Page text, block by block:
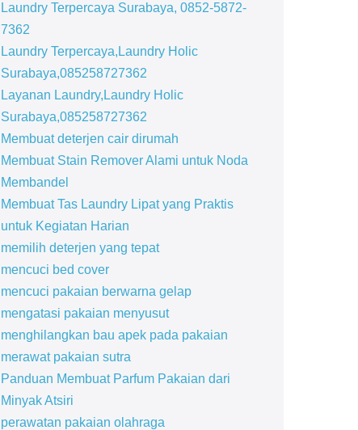
Laundry Terpercaya Surabaya, 0852-5872-
7362
Laundry Terpercaya,Laundry Holic
Surabaya,085258727362
Layanan Laundry,Laundry Holic
Surabaya,085258727362
Membuat deterjen cair dirumah
Membuat Stain Remover Alami untuk Noda
Membandel
Membuat Tas Laundry Lipat yang Praktis
untuk Kegiatan Harian
memilih deterjen yang tepat
mencuci bed cover
mencuci pakaian berwarna gelap
mengatasi pakaian menyusut
menghilangkan bau apek pada pakaian
merawat pakaian sutra
Panduan Membuat Parfum Pakaian dari
Minyak Atsiri
perawatan pakaian olahraga